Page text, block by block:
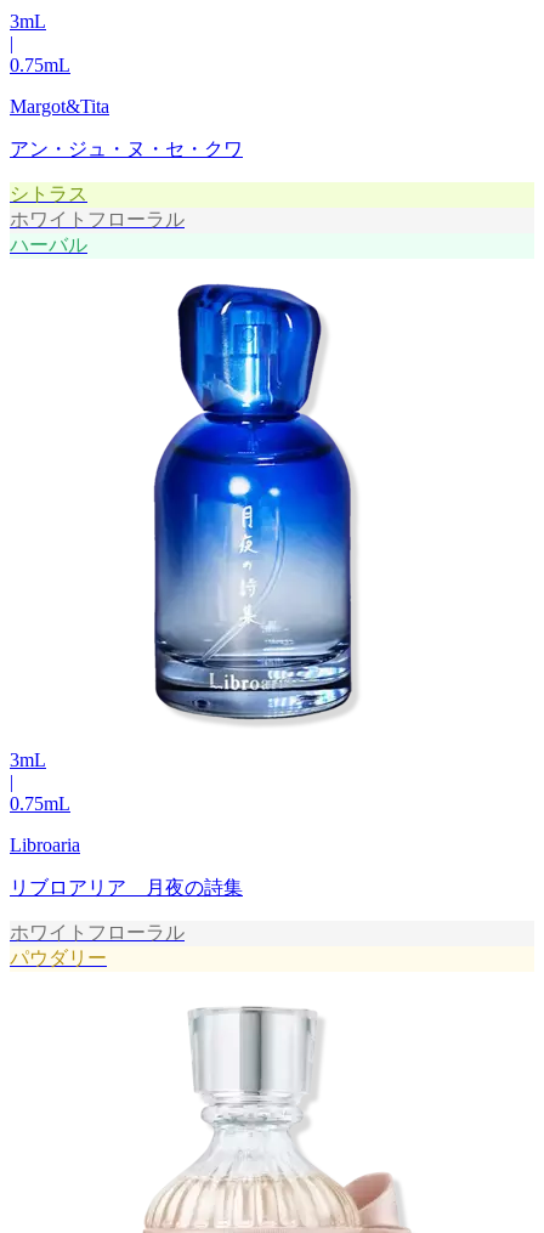
3mL
|
0.75mL
Margot&Tita
アン・ジュ・ヌ・セ・クワ
シトラス
ホワイトフローラル
ハーバル
3mL
|
0.75mL
Libroaria
リブロアリア 月夜の詩集
ホワイトフローラル
パウダリー